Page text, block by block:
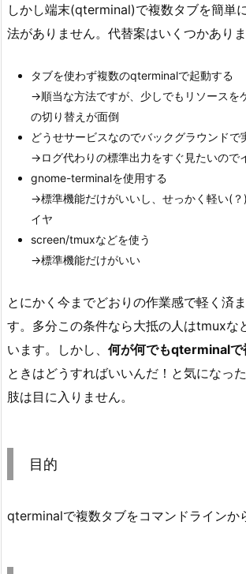
細
3.
前
提
3.
2.
d
b
u
s
と
は
3.
L
u
b
2
0
しかし端末(qterminal)で複数タブを簡単
法がありません。代替案はいくつかありま
タブを使わず複数のqterminalで起動する
→順当な方法ですが、少しでもリソースを
の切り替えが面倒
どうせサービスなのでバックグラウンドで
→ログ代わりの標準出力をすぐ見たいので
gnome-terminalを使用する
→標準機能だけがいいし、せっかく軽い(
イヤ
screen/tmuxなどを使う
→標準機能だけがいい
とにかく今までどおりの作業感で軽く済
す。多分この条件なら大抵の人はtmuxな
います。しかし、 何が何でもqterminalで
ときはどうすればいいんだ！と気になっ
肢は目に入りません。
目的
qterminalで複数タブをコマンドラインか